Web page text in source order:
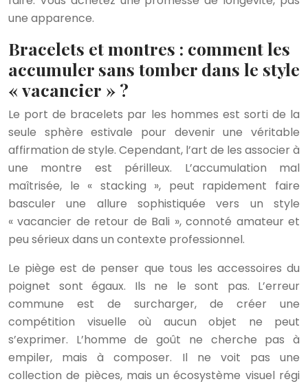
une apparence.
Bracelets et montres : comment les
accumuler sans tomber dans le style
« vacancier » ?
Le port de bracelets par les hommes est sorti de la
seule sphère estivale pour devenir une véritable
affirmation de style. Cependant, l’art de les associer à
une montre est périlleux. L’accumulation mal
maîtrisée, le « stacking », peut rapidement faire
basculer une allure sophistiquée vers un style
« vacancier de retour de Bali », connoté amateur et
peu sérieux dans un contexte professionnel.
Le piège est de penser que tous les accessoires du
poignet sont égaux. Ils ne le sont pas. L’erreur
commune est de surcharger, de créer une
compétition visuelle où aucun objet ne peut
s’exprimer. L’homme de goût ne cherche pas à
empiler, mais à composer. Il ne voit pas une
collection de pièces, mais un écosystème visuel régi